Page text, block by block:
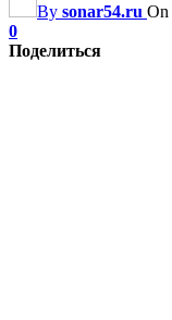
By sonar54.ru On
0
Поделиться